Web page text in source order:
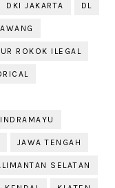
DKI JAKARTA DL
ROKOK ILEGAL
INDRAMAYU
JAWA TENGAH
SELATAN